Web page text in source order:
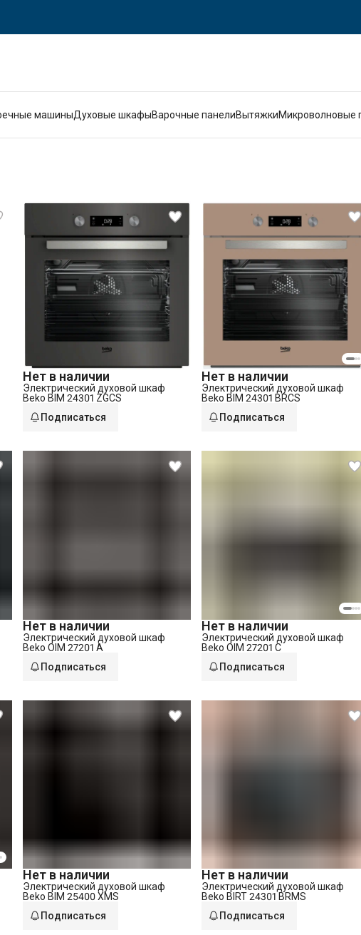
машиныДуховые шкафыВарочные панелиВытяжкиМикроволновые
Нет в наличии
Электрический духовой шкаф
Beko BIM 24301 ZGCS
Подписаться
Нет в наличии
Электрический духовой шкаф
Beko BIM 24301 BRCS
Подписаться
Нет в наличии
Электрический духовой шкаф
Beko OIM 27201 A
Подписаться
Нет в наличии
Электрический духовой шкаф
Beko OIM 27201 C
Подписаться
Нет в наличии
Электрический духовой шкаф
Beko BIM 25400 XMS
Подписаться
Нет в наличии
Электрический духовой шкаф
Beko BIRT 24301 BRMS
Подписаться